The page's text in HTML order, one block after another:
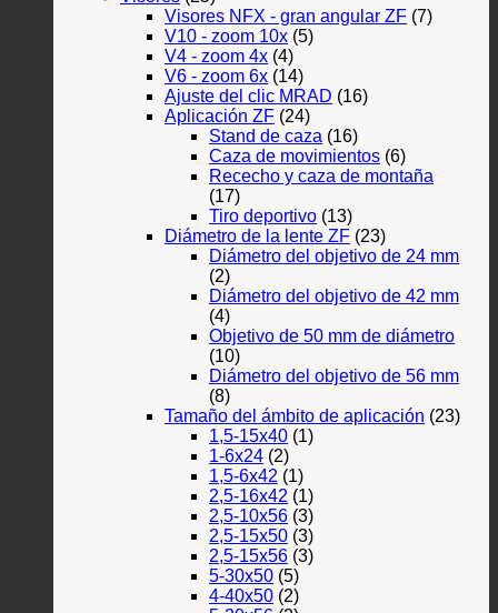
Visores NFX - gran angular ZF (7)
V10 - zoom 10x (5)
V4 - zoom 4x (4)
V6 - zoom 6x (14)
Ajuste del clic MRAD (16)
Aplicación ZF (24)
Stand de caza (16)
Caza de movimientos (6)
Rececho y caza de montaña
(17)
Tiro deportivo (13)
Diámetro de la lente ZF (23)
Diámetro del objetivo de 24 mm
(2)
Diámetro del objetivo de 42 mm
(4)
Objetivo de 50 mm de diámetro
(10)
Diámetro del objetivo de 56 mm
(8)
Tamaño del ámbito de aplicación (23)
1,5-15x40 (1)
1-6x24 (2)
1,5-6x42 (1)
2,5-16x42 (1)
2,5-10x56 (3)
2,5-15x50 (3)
2,5-15x56 (3)
5-30x50 (5)
4-40x50 (2)